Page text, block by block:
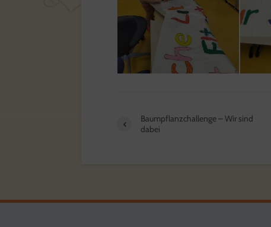
Baumpflanzchallenge – Wir sind
dabei